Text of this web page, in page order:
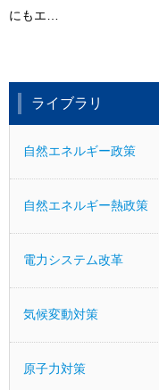
にもエ…
ライブラリ
自然エネルギー政策
自然エネルギー熱政策
電力システム改革
気候変動対策
原子力対策